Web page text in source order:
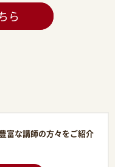
ら
富な講師の方々をご紹介